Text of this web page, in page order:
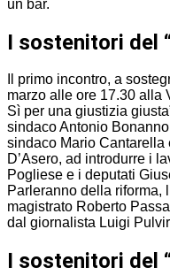
un bar.
I sostenitori del
Il primo incontro, a
marzo alle ore 17.30 alla
Sì per una giustizia
sindaco Antonio
sindaco Mario Cantarella
D’Asero, ad introdurre i
Pogliese e i deputati
Parleranno della riforma,
magistrato Roberto
dal giornalista Luigi
I sostenitori del